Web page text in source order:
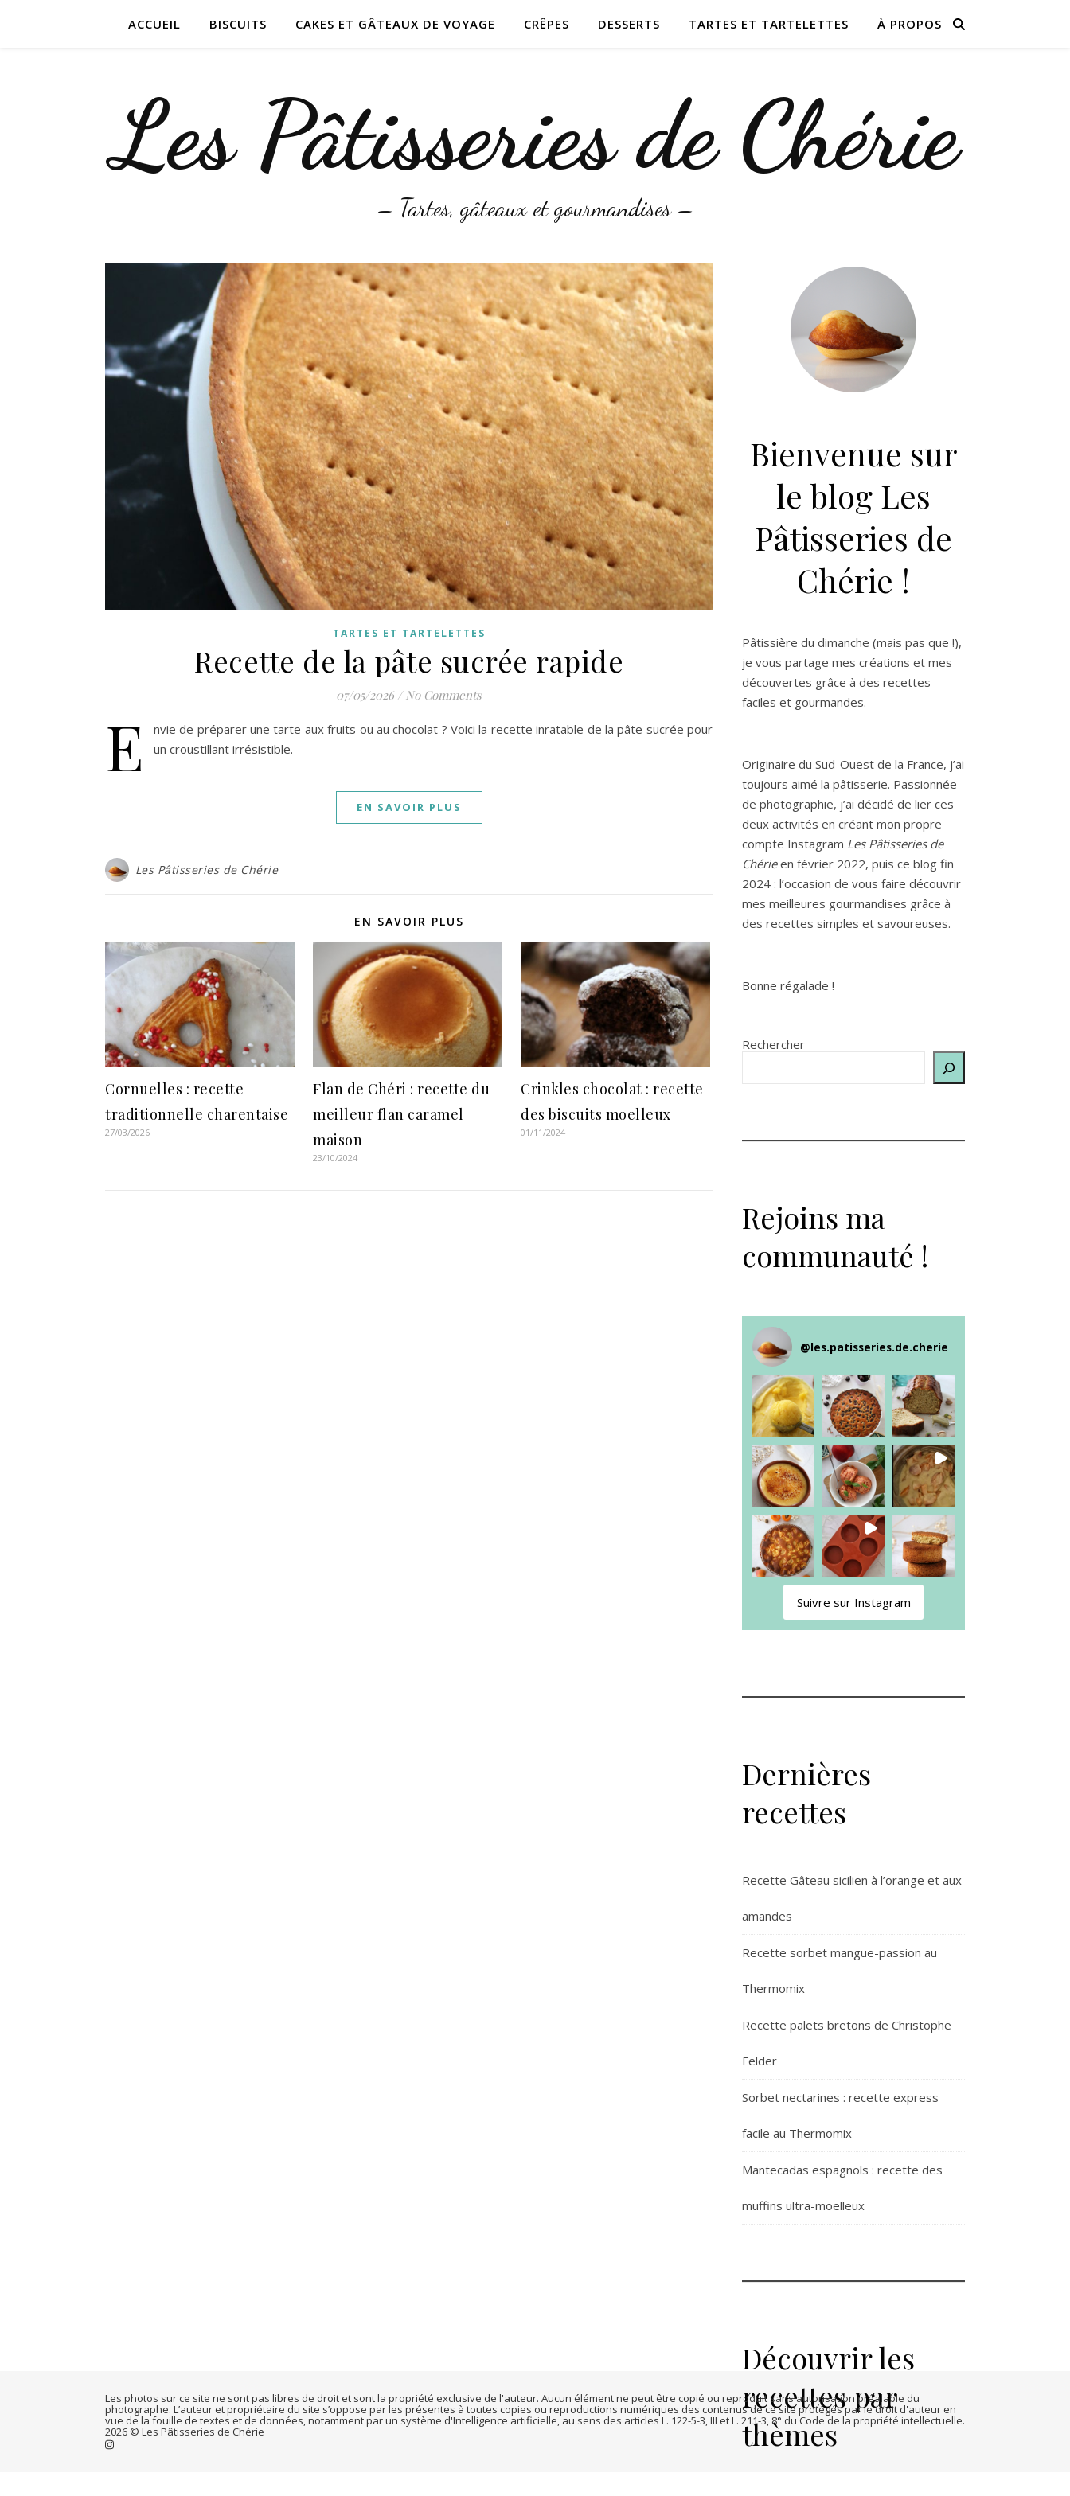
ACCUEIL BISCUITS CAKES ET GÂTEAUX DE VOYAGE CRÊPES DESSERTS TARTES ET TARTELETTES À PROPOS
Les Pâtisseries de Chérie
– Tartes, gâteaux et gourmandises –
TARTES ET TARTELETTES
Recette de la pâte sucrée rapide
07/05/2026 / No Comments
E
nvie de préparer une tarte aux fruits ou au chocolat ? Voici la recette inratable de la pâte sucrée pour
un croustillant irrésistible.
EN SAVOIR PLUS
Les Pâtisseries de Chérie
EN SAVOIR PLUS
Cornuelles : recette
traditionnelle charentaise
27/03/2026
Flan de Chéri : recette du
meilleur flan caramel
maison
23/10/2024
Crinkles chocolat : recette
des biscuits moelleux
01/11/2024
Bienvenue sur
le blog Les
Pâtisseries de
Chérie !
Pâtissière du dimanche (mais pas que !),
je vous partage mes créations et mes
découvertes grâce à des recettes
faciles et gourmandes.
Originaire du Sud-Ouest de la France, j’ai
toujours aimé la pâtisserie. Passionnée
de photographie, j’ai décidé de lier ces
deux activités en créant mon propre
compte Instagram Les Pâtisseries de
Chérieen février 2022, puis ce blog fin
2024 : l’occasion de vous faire découvrir
mes meilleures gourmandises grâce à
des recettes simples et savoureuses.
Bonne régalade !
Rechercher
Rejoins ma
communauté !
@les.patisseries.de.cherie
Suivre sur Instagram
Dernières
recettes
Recette Gâteau sicilien à l’orange et aux
amandes
Recette sorbet mangue-passion au
Thermomix
Recette palets bretons de Christophe
Felder
Sorbet nectarines : recette express
facile au Thermomix
Mantecadas espagnols : recette des
muffins ultra-moelleux
Découvrir les
recettes par
thèmes
Les photos sur ce site ne sont pas libres de droit et sont la propriété exclusive de l'auteur. Aucun élément ne peut être copié ou reproduit sans autorisation préalable du
photographe. L’auteur et propriétaire du site s’oppose par les présentes à toutes copies ou reproductions numériques des contenus de ce site protégés par le droit d'auteur en
vue de la fouille de textes et de données, notamment par un système d'Intelligence artificielle, au sens des articles L. 122-5-3, III et L. 211-3, 8° du Code de la propriété intellectuelle.
2026 © Les Pâtisseries de Chérie